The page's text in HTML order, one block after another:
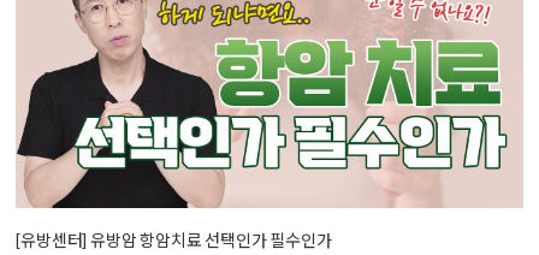
[유방센터] 유방암 항암치료 선택인가 필수인가